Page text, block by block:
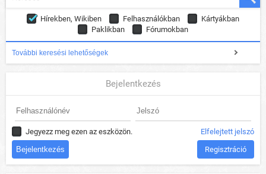
Hírekben, Wikiben Felhasználókban
Kártyákban
Paklikban
Fórumokban
További keresési lehetőségek
Bejelentkezés
Jegyezz meg ezen az eszközön. Elfelejtett jelszó
Regisztráció